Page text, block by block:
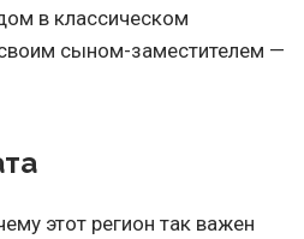
в классическом
сыном-заместителем —
этот регион так важен